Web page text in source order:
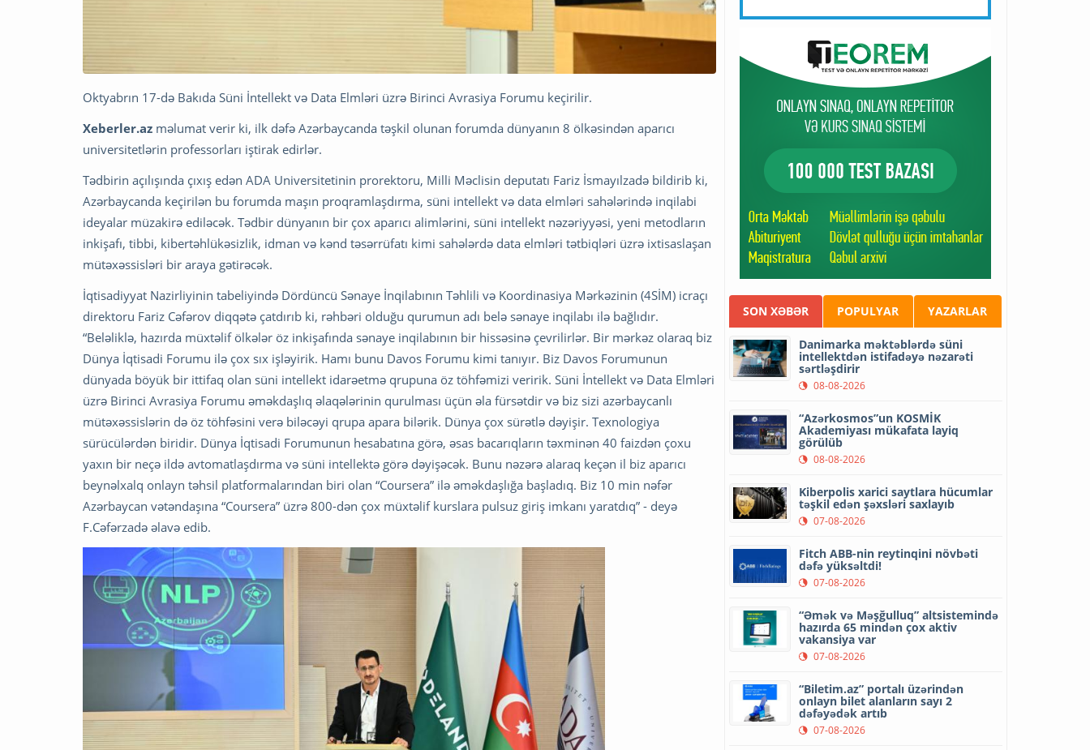
Oktyabrın 17-də Bakıda Süni İntellekt və Data Elmləri üzrə Birinci Avrasiya Forumu keçirilir.
Xeberler.az məlumat verir ki, ilk dəfə Azərbaycanda təşkil olunan forumda dünyanın 8 ölkəsindən aparıcı
universitetlərin professorları iştirak edirlər.
Tədbirin açılışında çıxış edən ADA Universitetinin prorektoru, Milli Məclisin deputatı Fariz İsmayılzadə bildirib ki,
Azərbaycanda keçirilən bu forumda maşın proqramlaşdırma, süni intellekt və data elmləri sahələrində inqilabi
ideyalar müzakirə ediləcək. Tədbir dünyanın bir çox aparıcı alimlərini, süni intellekt nəzəriyyəsi, yeni metodların
inkişafı, tibbi, kibertəhlükəsizlik, idman və kənd təsərrüfatı kimi sahələrdə data elmləri tətbiqləri üzrə ixtisaslaşan
mütəxəssisləri bir araya gətirəcək.
İqtisadiyyat Nazirliyinin tabeliyində Dördüncü Sənaye İnqilabının Təhlili və Koordinasiya Mərkəzinin (4SİM) icraçı
direktoru Fariz Cəfərov diqqətə çatdırıb ki, rəhbəri olduğu qurumun adı belə sənaye inqilabı ilə bağlıdır.
“Beləliklə, hazırda müxtəlif ölkələr öz inkişafında sənaye inqilabının bir hissəsinə çevrilirlər. Bir mərkəz olaraq biz
Dünya İqtisadi Forumu ilə çox sıx işləyirik. Hamı bunu Davos Forumu kimi tanıyır. Biz Davos Forumunun
dünyada böyük bir ittifaq olan süni intellekt idarəetmə qrupuna öz töhfəmizi veririk. Süni İntellekt və Data Elmləri
üzrə Birinci Avrasiya Forumu əməkdaşlıq əlaqələrinin qurulması üçün əla fürsətdir və biz sizi azərbaycanlı
mütəxəssislərin də öz töhfəsini verə biləcəyi qrupa apara bilərik. Dünya çox sürətlə dəyişir. Texnologiya
sürücülərdən biridir. Dünya İqtisadi Forumunun hesabatına görə, əsas bacarıqların təxminən 40 faizdən çoxu
yaxın bir neçə ildə avtomatlaşdırma və süni intellektə görə dəyişəcək. Bunu nəzərə alaraq keçən il biz aparıcı
beynəlxalq onlayn təhsil platformalarından biri olan “Coursera” ilə əməkdaşlığa başladıq. Biz 10 min nəfər
Azərbaycan vətəndaşına “Coursera” üzrə 800-dən çox müxtəlif kurslara pulsuz giriş imkanı yaratdıq” - deyə
F.Cəfərzadə əlavə edib.
SON XƏBƏR POPULYAR YAZARLAR
Danimarka məktəblərdə süni
intellektdən istifadəyə nəzarəti
sərtləşdirir
08-08-2026
“Azərkosmos”un KOSMİK
Akademiyası mükafata layiq
görülüb
08-08-2026
Kiberpolis xarici saytlara hücumlar
təşkil edən şəxsləri saxlayıb
07-08-2026
Fitch ABB-nin reytinqini növbəti
dəfə yüksəltdi!
07-08-2026
“Əmək və Məşğulluq” altsistemində
hazırda 65 mindən çox aktiv
vakansiya var
07-08-2026
“Biletim.az” portalı üzərindən
onlayn bilet alanların sayı 2
dəfəyədək artıb
07-08-2026